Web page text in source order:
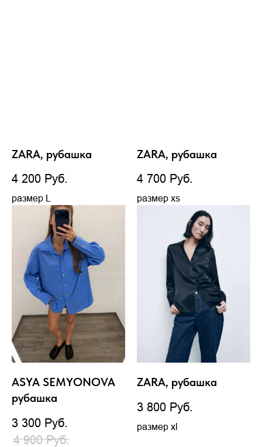
ZARA, рубашка
4 200 Руб.
размер L
ZARA, рубашка
4 700 Руб.
размер xs
ASYA SEMYONOVA
рубашка
3 300 Руб.
4 900 Руб.
ZARA, рубашка
3 800 Руб.
размер xl